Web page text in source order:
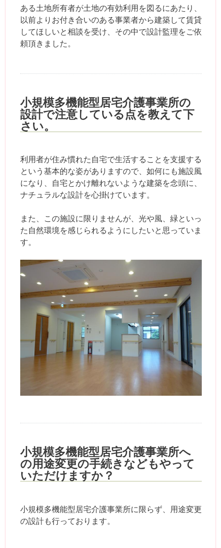
ある土地所有者が土地の有効利用を図るにあたり、
以前よりお付き合いのある事業者から建築して賃貸
してほしいと相談を受け、その中で設計監理をご依
頼頂きました。
小規模多機能型居宅介護事業所の
設計で注意している点を教えて下
さい。
利用者が住み慣れた自宅で生活することを支援する
という基本的な姿がありますので、如何にも施設風
になり、自宅とかけ離れないような建築を念頭に、
ナチュラルな設計を心掛けています。
また、この施設に限りませんが、光や風、緑といっ
た自然環境を感じられるようにしたいと思っていま
す。
小規模多機能型居宅介護事業所へ
の用途変更の手続きなどもやって
いただけますか？
小規模多機能型居宅介護事業所に限らず、用途変更
の設計も行っております。